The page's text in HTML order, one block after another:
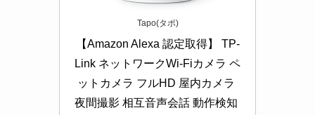
Tapo(タポ)
【Amazon Alexa 認定取得】 TP-
Link ネットワークWi-Fiカメラ ペ
ットカメラ フルHD 屋内カメラ
夜間撮影 相互音声会話 動作検知